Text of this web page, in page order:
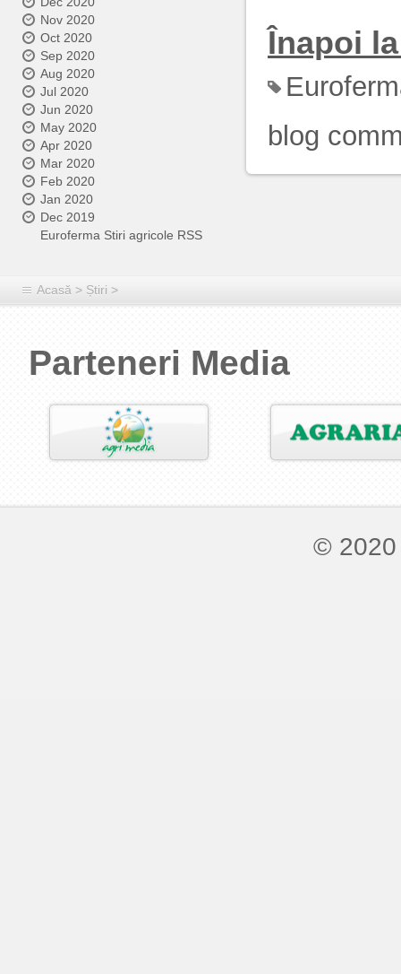
Nov 2020
Oct 2020
Sep 2020
Aug 2020
Jul 2020
Jun 2020
May 2020
Apr 2020
Mar 2020
Feb 2020
Jan 2020
Dec 2019
Euroferma Stiri agricole RSS
Înapoi
blog
Acasă > Știri >
Parteneri Media
©